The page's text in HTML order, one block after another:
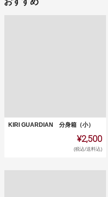
KIRI GUARDIAN 分身箱（小）
¥2,500
(税込/送料込)